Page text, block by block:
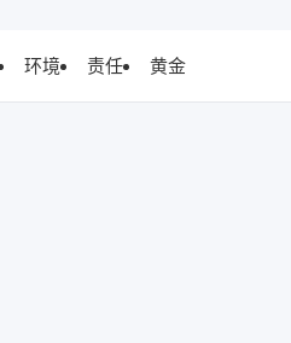
环境 责任 黄金